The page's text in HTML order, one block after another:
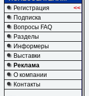
Регистрация
<<
Подписка
Вопросы FAQ
Разделы
Информеры
Выставки
Реклама
О компании
Контакты